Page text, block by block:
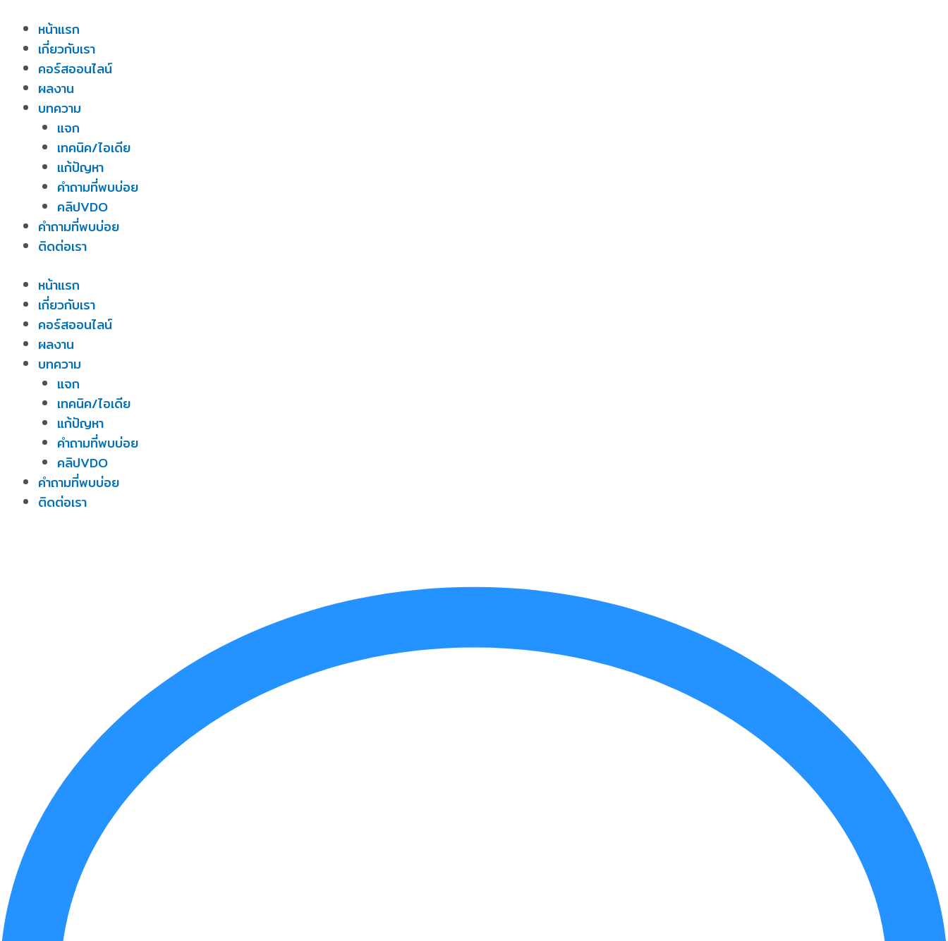
content
หน้าแรก
เกี่ยวกับเรา
คอร์สออนไลน์
ผลงาน
บทความ
แจก
เทคนิค/ไอเดีย
แก้ปัญหา
คำถามที่พบบ่อย
คลิปVDO
คำถามที่พบบ่อย
ติดต่อเรา
หน้าแรก
เกี่ยวกับเรา
คอร์สออนไลน์
ผลงาน
บทความ
แจก
เทคนิค/ไอเดีย
แก้ปัญหา
คำถามที่พบบ่อย
คลิปVDO
คำถามที่พบบ่อย
ติดต่อเรา